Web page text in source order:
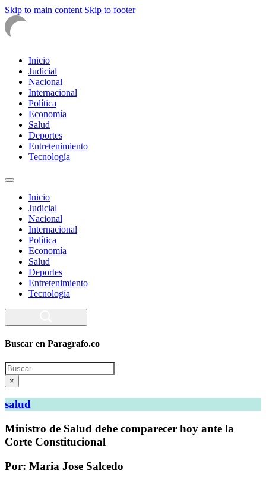
Skip to main content Skip to footer
Inicio
Judicial
Nacional
Internacional
Política
Economía
Salud
Deportes
Entretenimiento
Tecnología
Inicio
Judicial
Nacional
Internacional
Política
Economía
Salud
Deportes
Entretenimiento
Tecnología
Buscar en Paragrafo.co
Search
×
salud
Ministro de Salud debe comparecer hoy ante la
Corte Constitucional
Por: Maria Jose Salcedo